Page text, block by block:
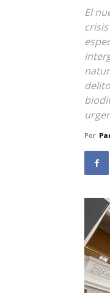
El
Por